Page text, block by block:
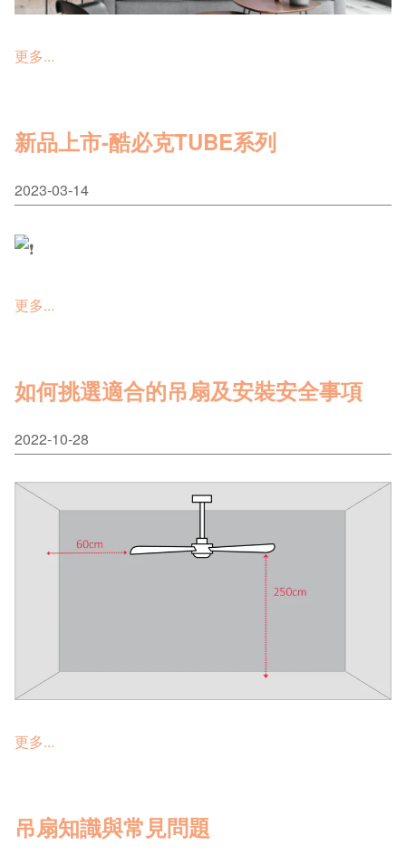
更多...
新品上市-酷必克TUBE系列
2023-03-14
更多...
如何挑選適合的吊扇及安裝安全事項
2022-10-28
更多...
吊扇知識與常見問題